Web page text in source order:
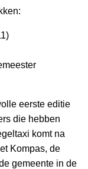
eerste editie
die hebben
komt na
Kompas, de
gemeente in de